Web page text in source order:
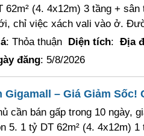
62m² (4. 4x12m) 3 tầng +
chỉ việc xách vali vào ở.
: Thỏa thuận Diện tích: Địa
đăng: 5/8/2026
– Giá Giảm Sốc!
cần bán gấp trong 10 ngày,
5. 1 tỷ DT 62m² (4. 4x12m)